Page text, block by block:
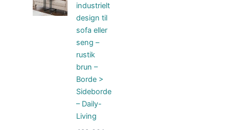
industrielt
design til
sofa eller
seng –
rustik
brun –
Borde >
Sideborde
– Daily-
Living